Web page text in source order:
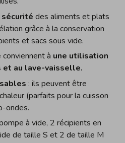
des aliments et plats
grâce à la conservation
et sacs sous vide.
à une utilisation
et au lave-vaisselle.
: ils peuvent être
(parfaits pour la cuisson
ondes.
à vide, 2 récipients en
de taille S et 2 de taille M